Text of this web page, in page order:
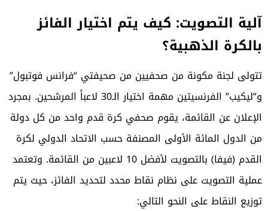
آلية التصويت: كيف يتم اختيار الفائز
بالكرة الذهبية؟
تتولى لجنة مكونة من صحفيين من صحيفتي “فرانس فوتبول”
و”ليكيب” الفرنسيتين مهمة اختيار الـ30 لاعباً المرشحين. بمجرد
الإعلان عن القائمة، يقوم صحفي كرة قدم واحد من كل دولة
من الدول المائة الأولى المصنفة حسب الاتحاد الدولي لكرة
القدم (فيفا) بالتصويت لأفضل 10 لاعبين من القائمة. وتعتمد
عملية التصويت على نظام نقاط محدد لتحديد الفائز، حيث يتم
توزيع النقاط على النحو التالي: